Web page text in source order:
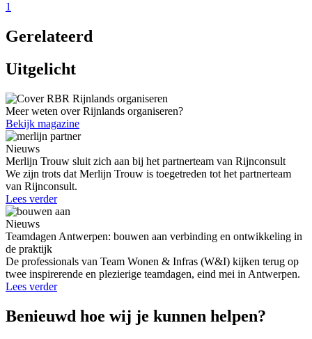
1
Gerelateerd
Uitgelicht
Meer weten over Rijnlands organiseren?
Bekijk magazine
Nieuws
Merlijn Trouw sluit zich aan bij het partnerteam van Rijnconsult
We zijn trots dat Merlijn Trouw is toegetreden tot het partnerteam
van Rijnconsult.
Lees verder
Nieuws
Teamdagen Antwerpen: bouwen aan verbinding en ontwikkeling in
de praktijk
De professionals van Team Wonen & Infras (W&I) kijken terug op
twee inspirerende en plezierige teamdagen, eind mei in Antwerpen.
Lees verder
Benieuwd hoe wij je kunnen helpen?